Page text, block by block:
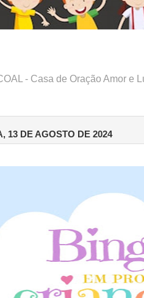
- Casa de Oração Amor e
13 DE AGOSTO DE 2024